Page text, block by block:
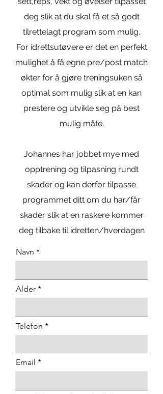
deg slik at du skal få et så godt
tilrettelagt program som mulig.
For idrettsutøvere er det en perfekt
mulighet å få egne pre/post match
økter for å gjøre treningsuken så
optimal som mulig slik at en kan
prestere og utvikle seg på best
mulig måte.
Johannes har jobbet mye med
opptrening og tilpasning rundt
skader og kan derfor tilpasse
programmet ditt om du har/får
skader slik at en raskere kommer
deg tilbake til idretten/hverdagen
Navn
Alder
Telefon
Email